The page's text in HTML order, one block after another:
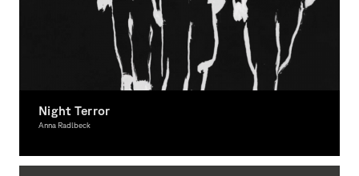
Night Terror
Anna Radlbeck